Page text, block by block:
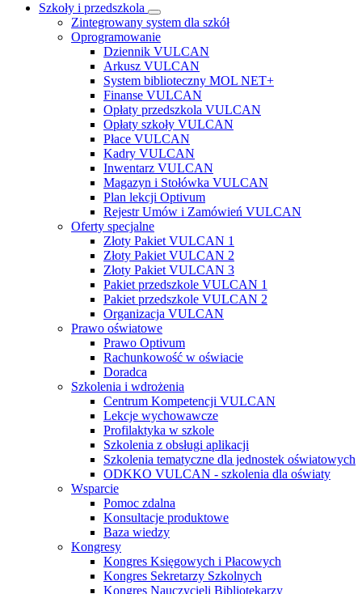
Szkoły i przedszkola
Zintegrowany system dla szkół
Oprogramowanie
Dziennik VULCAN
Arkusz VULCAN
System biblioteczny MOL NET+
Finanse VULCAN
Opłaty przedszkola VULCAN
Opłaty szkoły VULCAN
Płace VULCAN
Kadry VULCAN
Inwentarz VULCAN
Magazyn i Stołówka VULCAN
Plan lekcji Optivum
Rejestr Umów i Zamówień VULCAN
Oferty specjalne
Złoty Pakiet VULCAN 1
Złoty Pakiet VULCAN 2
Złoty Pakiet VULCAN 3
Pakiet przedszkole VULCAN 1
Pakiet przedszkole VULCAN 2
Organizacja VULCAN
Prawo oświatowe
Prawo Optivum
Rachunkowość w oświacie
Doradca
Szkolenia i wdrożenia
Centrum Kompetencji VULCAN
Lekcje wychowawcze
Profilaktyka w szkole
Szkolenia z obsługi aplikacji
Szkolenia tematyczne dla jednostek oświatowych
ODKKO VULCAN - szkolenia dla oświaty
Wsparcie
Pomoc zdalna
Konsultacje produktowe
Baza wiedzy
Kongresy
Kongres Księgowych i Płacowych
Kongres Sekretarzy Szkolnych
Kongres Nauczycieli Bibliotekarzy